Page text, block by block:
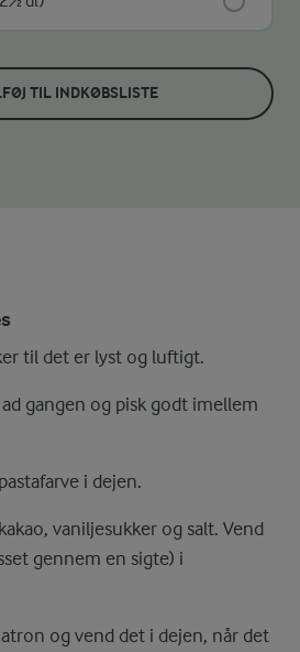
TIL INDKØBSLISTE
til det er lyst og luftigt.
gangen og pisk godt imellem
i dejen.
vaniljesukker og salt. Vend
gennem en sigte) i
og vend det i dejen, når det